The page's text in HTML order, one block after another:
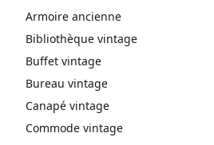
Armoire ancienne
Bibliothèque vintage
Buffet vintage
Bureau vintage
Canapé vintage
Commode vintage